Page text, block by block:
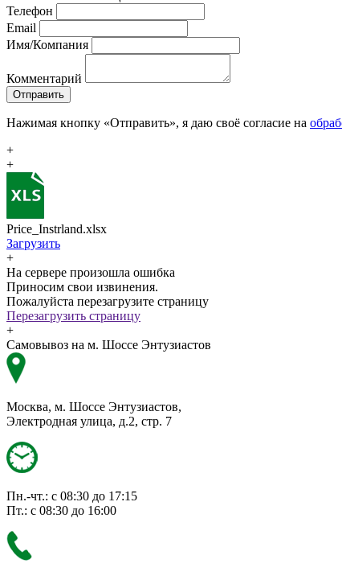
Телефон
Email
Имя/Компания
Комментарий
Отправить
Нажимая кнопку «Отправить», я даю своё согласие на
+
+
Price_Instrland.xlsx
Загрузить
+
На сервере произошла ошибка
Приносим свои извинения.
Пожалуйста перезагрузите страницу
Перезагрузить страницу
+
Самовывоз на м. Шоссе Энтузиастов
Москва, м. Шоссе Энтузиастов,
Электродная улица, д.2, стр. 7
Пн.-чт.: с 08:30 до 17:15
Пт.: с 08:30 до 16:00